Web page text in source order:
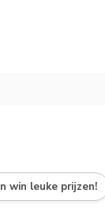
win leuke prijzen!